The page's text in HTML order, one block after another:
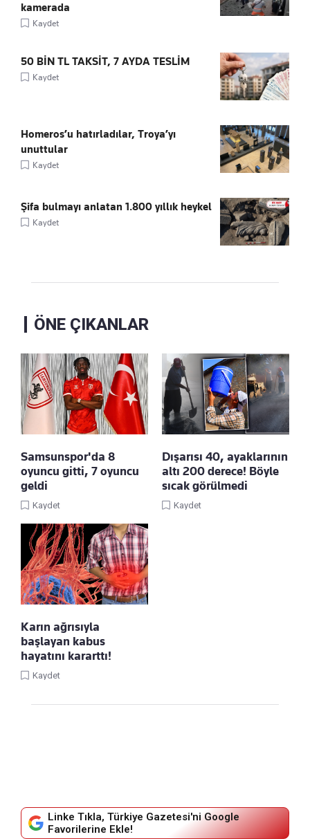
kamerada
Kaydet
50 BİN TL TAKSİT, 7 AYDA TESLİM
Kaydet
Homeros’u hatırladılar, Troya’yı
unuttular
Kaydet
Şifa bulmayı anlatan 1.800 yıllık heykel
Kaydet
ÖNE ÇIKANLAR
Samsunspor'da 8
oyuncu gitti, 7 oyuncu
geldi
Kaydet
Dışarısı 40, ayaklarının
altı 200 derece! Böyle
sıcak görülmedi
Kaydet
Karın ağrısıyla
başlayan kabus
hayatını kararttı!
Kaydet
Linke Tıkla, Türkiye Gazetesi'ni Google
Favorilerine Ekle!